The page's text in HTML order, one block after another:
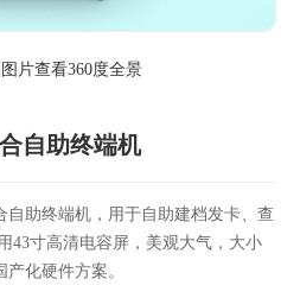
片查看360度全景
自助终端机
自助终端机，用于自助建档发卡、查
43寸高清电容屏，美观大气，大小
化硬件方案。